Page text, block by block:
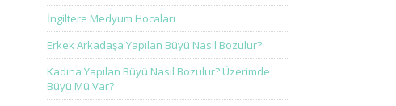
İngiltere Medyum Hocaları
Erkek Arkadaşa Yapılan Büyü Nasıl Bozulur?
Kadına Yapılan Büyü Nasıl Bozulur? Üzerimde
Büyü Mü Var?